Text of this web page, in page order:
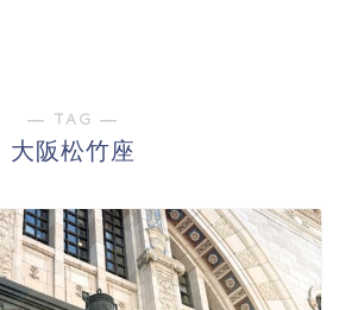
― TAG ―
大阪松竹座